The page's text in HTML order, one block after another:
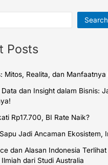
Search
Posts
Mitos, Realita, dan
dan Insight dalam Bisnis:
Rp17.700, BI Rate Naik?
Jadi Ancaman Ekosistem,
dan Alasan Indonesia
dari Studi Australia